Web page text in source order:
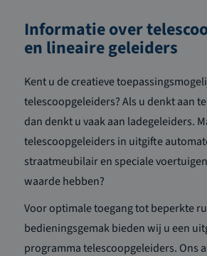
Informatie over
en lineaire geleiders
Kent u de creatieve
telescoopgeleiders? Als u denkt aan
dan denkt u vaak aan ladegeleiders.
telescoopgeleiders in uitgifte
straatmeubilair en speciale
waarde hebben?
Voor optimale toegang tot beperkte
bedieningsgemak bieden wij u een
programma telescoopgeleiders. Ons